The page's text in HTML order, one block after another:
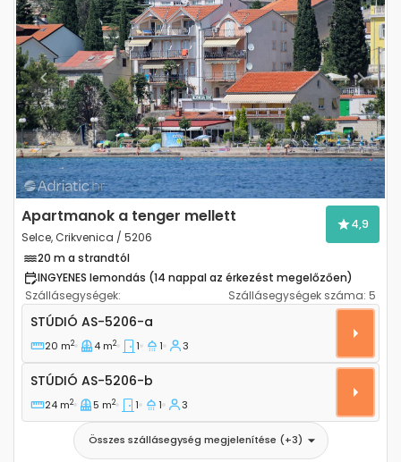
Previous Next
Apartmanok a tenger mellett
Selce, Crikvenica / 5206
4,9
20 m a strandtól
INGYENES lemondás (14 nappal az érkezést megelőzően)
Szállásegységek:
Szállásegységek száma: 5
Stúdió apartman Selce, Crikvenica AS-5206-a
STÚDIÓ AS-5206-a
20 m2 4 m2 1 1 3
Stúdió AS-5206-b
STÚDIÓ AS-5206-b
24 m2 5 m2 1 1 3
Összes szállásegység megjelenítése (+3)